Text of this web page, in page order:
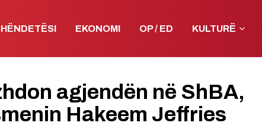
EKONOMI OP / ED KULTURË
agjendën në ShBA,
Hakeem Jeffries